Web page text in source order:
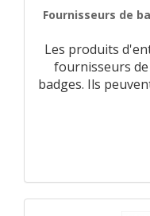
Fournisseurs de
Les produits
fournisseurs
badges. Ils